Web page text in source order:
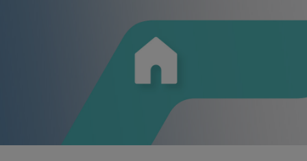
Quero ser cliente:
Aderir ao Caixadirecta Particulares
Aderir ao Caixadirecta Empresas
Links úteis:
Faça download da App Caixadirecta